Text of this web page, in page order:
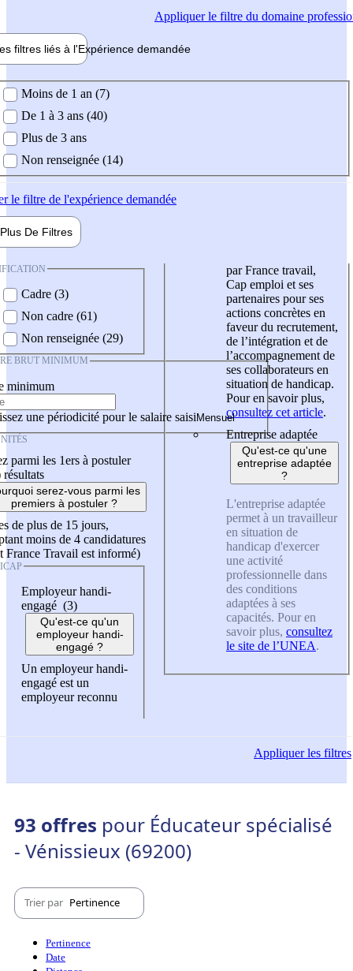
Appliquerle filtre du domaine
filtres liés à l'Expérience demandée
demandée
Moins de 1 an (7)
De 1 à 3 ans (40)
Plus de 3 ans
Non renseignée (14)
le filtre de l'expérience demandée
Plus De Filtres
Cadre (3)
Non cadre (61)
Non renseignée (29)
BRUT MINIMUM
minimum
une périodicité pour le salaire saisi
parmi les 1ers à postuler
résultats
serez-vous parmi les
premiers à postuler ?
de plus de 15 jours,
moins de 4 candidatures
France Travail est informé)
Employeur handi-
engagé (3)
Qu'est-ce qu'un
employeur handi-
engagé ?
Un employeur handi-
engagé est un
employeur reconnu
par France travail,
Cap emploi et ses
partenaires pour ses
actions concrètes en
faveur du recrutement,
de l’intégration et de
l’accompagnement de
ses collaborateurs en
situation de handicap.
Pour en savoir plus,
consultez cet article.
Entreprise adaptée
Qu'est-ce qu'une
entreprise adaptée
?
L'entreprise adaptée
permet à un travailleur
en situation de
handicap d'exercer
une activité
professionnelle dans
des conditions
adaptées à ses
capacités. Pour en
savoir plus, consultez
le site de l’UNEA.
Appliquerles filtres
93 offres pour Éducateur spécialisé
- Vénissieux (69200)
Trier par Pertinence
Pertinence
Date